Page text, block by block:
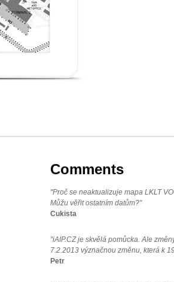
Comments
"Proč se neaktualizuje mapa LKLT
Můžu věřit ostatním datům?"
Cukista
"iAIP.CZ je skvělá pomůcka. Ale
7.2.2013 význačnou změnu, která k
Petr